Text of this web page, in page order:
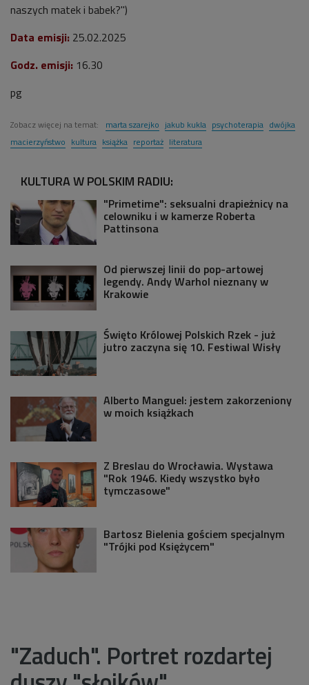
naszych matek i babek?")
Data emisji: 25.02.2025
Godz. emisji: 16.30
pg
Zobacz więcej na temat: marta szarejko jakub kukla psychoterapia dwójka
macierzyństwo kultura książka reportaż literatura
KULTURA W POLSKIM RADIU:
"Primetime": seksualni drapieżnicy na
celowniku i w kamerze Roberta
Pattinsona
Od pierwszej linii do pop-artowej
legendy. Andy Warhol nieznany w
Krakowie
Święto Królowej Polskich Rzek - już
jutro zaczyna się 10. Festiwal Wisły
Alberto Manguel: jestem zakorzeniony
w moich książkach
Z Breslau do Wrocławia. Wystawa
"Rok 1946. Kiedy wszystko było
tymczasowe"
Bartosz Bielenia gościem specjalnym
"Trójki pod Księżycem"
"Zaduch". Portret rozdartej